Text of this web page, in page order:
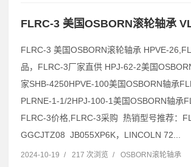
FLRC-3 美国OSBORN滚轮轴承
FLRC-3 美国OSBORN滚轮轴承 HPVE-
品，FLRC-3厂家直供 HPJ-62-2美国
家SHB-4250HPVE-100美国OSBORN轴承
PLRNE-1-1/2HPJ-100-1美国OSBORN轴承
FLRC-3价格,FLRC-3采购 热销型号推荐：
GGCJTZ08 JB055XP6K，LINCOLN 72...
2024-10-19 / 217 次浏览 / OSBORN滚轮轴承